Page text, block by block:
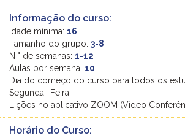
Informação do curso:
Idade mínima: 16
Tamanho do grupo: 3-8
N ° de semanas: 1-12
Aulas por semana: 10
Dia do começo do curso para todos os
Segunda- Feira
Liçōes no aplicativo ZOOM (Vídeo
Horário do Curso: